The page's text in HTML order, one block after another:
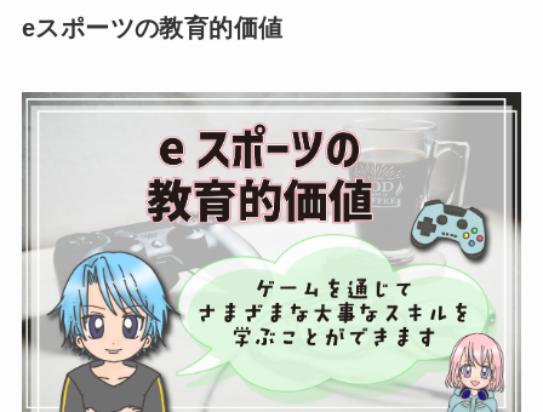
eスポーツの教育的価値